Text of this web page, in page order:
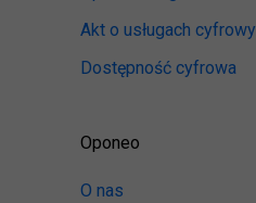
Akt o usługach
Dostępność cyfrowa
Oponeo
O nas